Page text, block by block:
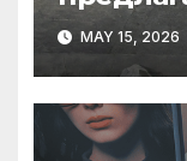
MAY 15, 2026